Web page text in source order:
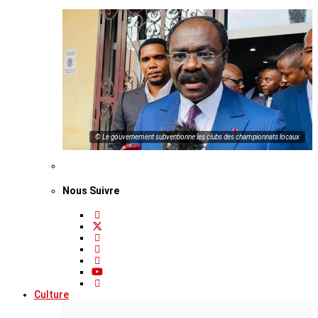
© Le gouvernement subventionne les clubs des championnats locaux
Nous Suivre
Culture